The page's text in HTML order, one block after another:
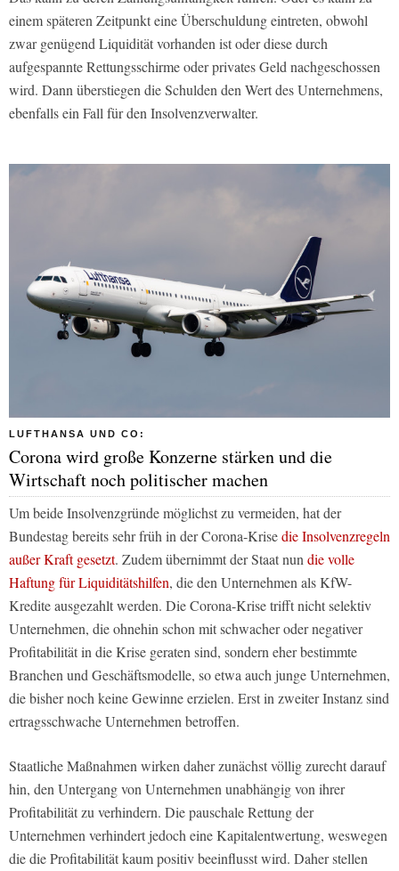
einem späteren Zeitpunkt eine Überschuldung eintreten, obwohl
zwar genügend Liquidität vorhanden ist oder diese durch
aufgespannte Rettungsschirme oder privates Geld nachgeschossen
wird. Dann überstiegen die Schulden den Wert des Unternehmens,
ebenfalls ein Fall für den Insolvenzverwalter.
LUFTHANSA UND CO:
Corona wird große Konzerne stärken und die
Wirtschaft noch politischer machen
Um beide Insolvenzgründe möglichst zu vermeiden, hat der
Bundestag bereits sehr früh in der Corona-Krisedie Insolvenzregeln
außer Kraft gesetzt. Zudem übernimmt der Staat nundie volle
Haftung für Liquiditätshilfen, die den Unternehmen als KfW-
Kredite ausgezahlt werden. Die Corona-Krise trifft nicht selektiv
Unternehmen, die ohnehin schon mit schwacher oder negativer
Profitabilität in die Krise geraten sind, sondern eher bestimmte
Branchen und Geschäftsmodelle, so etwa auch junge Unternehmen,
die bisher noch keine Gewinne erzielen. Erst in zweiter Instanz sind
ertragsschwache Unternehmen betroffen.
Staatliche Maßnahmen wirken daher zunächst völlig zurecht darauf
hin, den Untergang von Unternehmen unabhängig von ihrer
Profitabilität zu verhindern. Die pauschale Rettung der
Unternehmen verhindert jedoch eine Kapitalentwertung, weswegen
die die Profitabilität kaum positiv beeinflusst wird. Daher stellen